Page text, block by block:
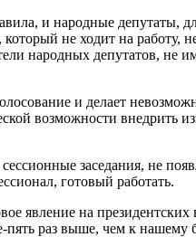
и народные депутаты,
не ходит на работу,
народных депутатов, не
и делает
возможности внедрить
заседания, не
готовый работать.
явление на президентских
пять раз выше, чем к